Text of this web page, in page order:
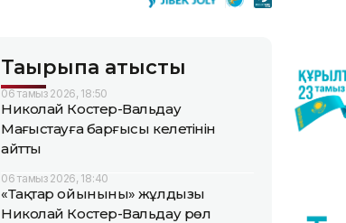
Тақырыпқа қатысты
06 тамыз 2026, 18:50
Николай Костер-Вальдау
Маңғыстауға барғысы келетінін
айтты
06 тамыз 2026, 18:40
«Тақтар ойынының» жұлдызы
Николай Костер-Вальдау рөл